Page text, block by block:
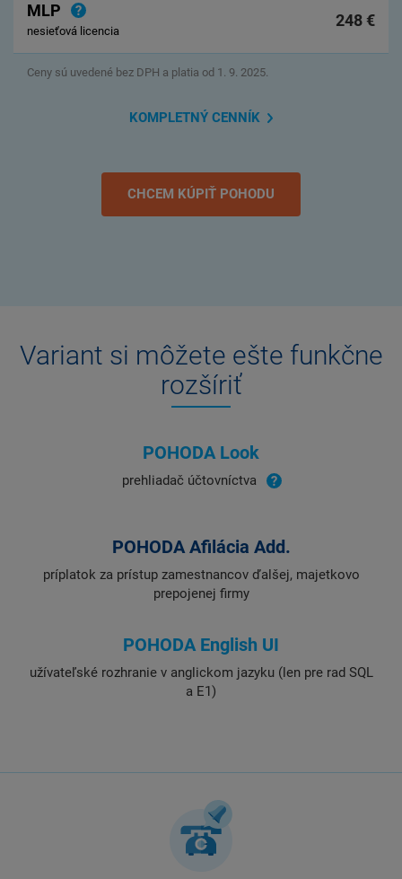
MLP
nesieťová licencia
248 €
Ceny sú uvedené bez DPH a platia od 1. 9. 2025.
KOMPLETNÝ CENNÍK
CHCEM KÚPIŤ POHODU
Variant si môžete ešte funkčne
rozšíriť
POHODA Look
prehliadač účtovníctva
POHODA Afilácia Add.
príplatok za prístup zamestnancov ďalšej, majetkovo
prepojenej firmy
POHODA English UI
užívateľské rozhranie v anglickom jazyku (len pre rad SQL
a E1)